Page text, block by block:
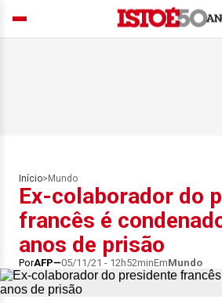
Início> Mundo
Ex-colaborador do
francês é
anos de prisão
PorAFP 05/11/21 - 12h52minEmMundo